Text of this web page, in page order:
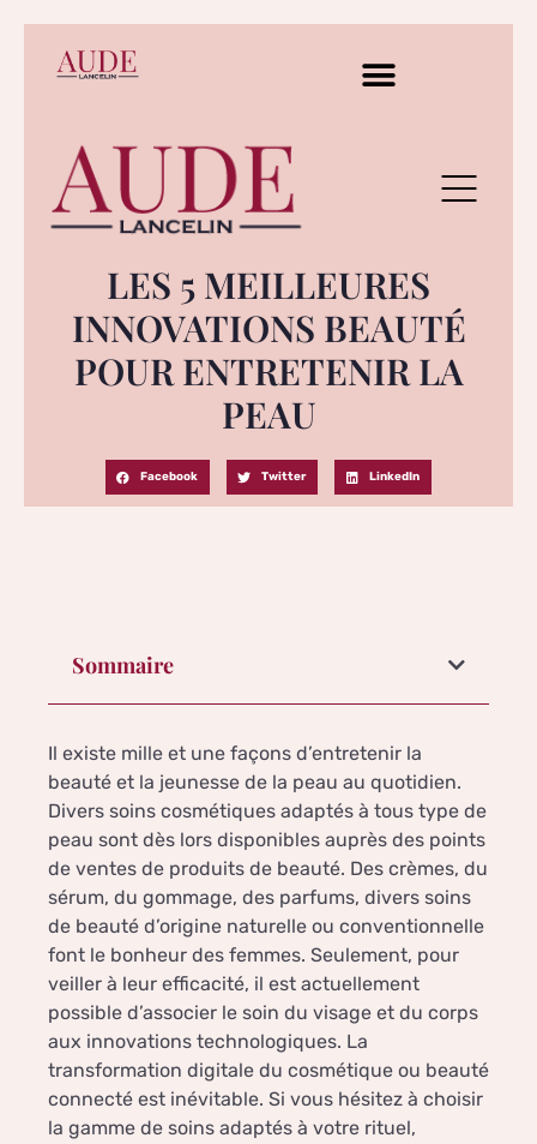
LES 5 MEILLEURES
INNOVATIONS BEAUTÉ
POUR ENTRETENIR LA
PEAU
Facebook Twitter LinkedIn
Sommaire
Il existe mille et une façons d’entretenir la
beauté et la jeunesse de la peau au quotidien.
Divers soins cosmétiques adaptés à tous type de
peau sont dès lors disponibles auprès des points
de ventes de produits de beauté. Des crèmes, du
sérum, du gommage, des parfums, divers soins
de beauté d’origine naturelle ou conventionnelle
font le bonheur des femmes. Seulement, pour
veiller à leur efficacité, il est actuellement
possible d’associer le soin du visage et du corps
aux innovations technologiques. La
transformation digitale du cosmétique ou beauté
connecté est inévitable. Si vous hésitez à choisir
la gamme de soins adaptés à votre rituel,